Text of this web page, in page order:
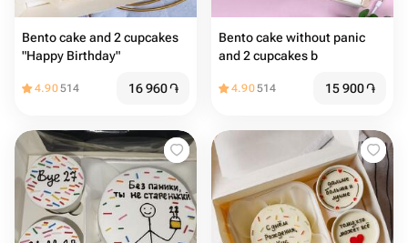
Bento cake and 2 cupcakes
"Happy Birthday"
4.90514 16 960֏
Bento cake without panic
and 2 cupcakes b
4.90514 15 900֏